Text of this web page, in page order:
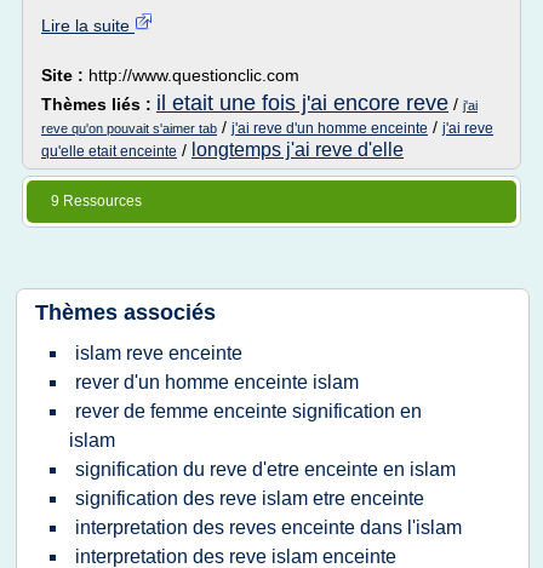
Lire la suite
Site : http://www.questionclic.com
Thèmes liés : il etait une fois j'ai encore reve / j'ai
reve qu'on pouvait s'aimer tab / j'ai reve d'un homme enceinte / j'ai reve
qu'elle etait enceinte / longtemps j'ai reve d'elle
9 Ressources
Thèmes associés
islam reve enceinte
rever d'un homme enceinte islam
rever de femme enceinte signification en
islam
signification du reve d'etre enceinte en islam
signification des reve islam etre enceinte
interpretation des reves enceinte dans l'islam
interpretation des reve islam enceinte